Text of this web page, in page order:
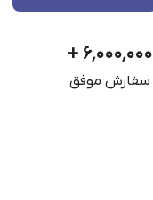
۶٬۰۰۰٬۰۰۰ +
سفارش موفق